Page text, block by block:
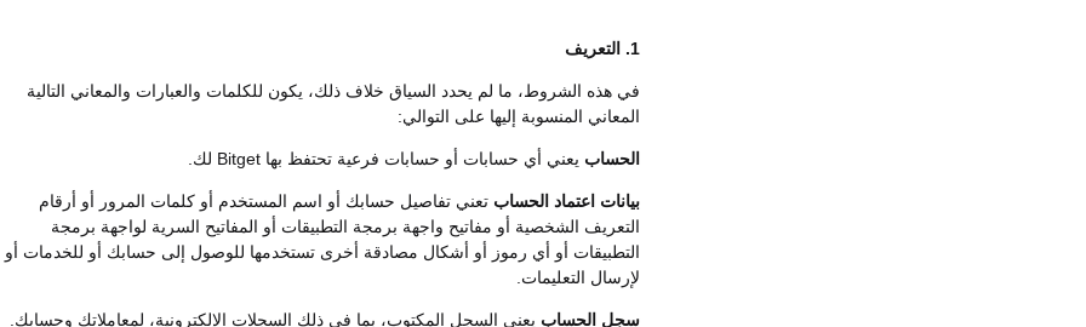
1. التعريف
في هذه الشروط، ما لم يحدد السياق خلاف ذلك، يكون للكلمات والعبارات والمعاني التالية
المعاني المنسوبة إليها على التوالي:
الحساب يعني أي حسابات أو حسابات فرعية تحتفظ بها Bitget لك.
بيانات اعتماد الحساب تعني تفاصيل حسابك أو اسم المستخدم أو كلمات المرور أو أرقام
التعريف الشخصية أو مفاتيح واجهة برمجة التطبيقات أو المفاتيح السرية لواجهة برمجة
التطبيقات أو أي رموز أو أشكال مصادقة أخرى تستخدمها للوصول إلى حسابك أو للخدمات أو
لإرسال التعليمات.
سجل الحساب يعني السجل المكتوب، بما في ذلك السجلات الإلكترونية، لمعاملاتك وحسابك.